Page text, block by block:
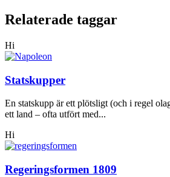
Relaterade taggar
Hi
Statskupper
En statskupp är ett plötsligt (och i regel
ett land – ofta utfört med...
Hi
Regeringsformen 1809